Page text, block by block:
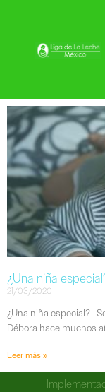
¿Una niña
21/03/2020
¿Una niña especial?
Débora hace muchos
Leer más »